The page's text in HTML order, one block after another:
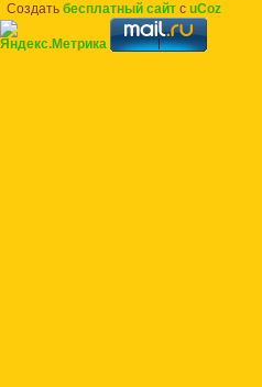
Создать бесплатный сайт с uCoz